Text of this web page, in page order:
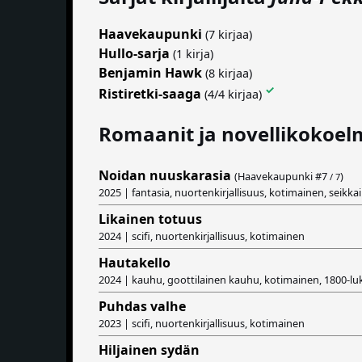
Haavekaupunki (7 kirjaa)
Hullo-sarja (1 kirja)
Benjamin Hawk (8 kirjaa)
Ristiretki-saaga (4/4 kirjaa) ✓
Romaanit ja
Noidan nuuskarasia (Haavekaupunki #7 / 7)
2025 | fantasia, nuortenkirjallisuus, kotimainen,
Likainen totuus
2024 | scifi, nuortenkirjallisuus, kotimainen
Hautakello
2024 | kauhu, goottilainen kauhu, kotimainen, 1800-
Puhdas valhe
2023 | scifi, nuortenkirjallisuus, kotimainen
Hiljainen sydän